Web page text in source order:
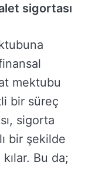
sigortası
mektubu
bir süreç
sigorta
bir şekilde
Bu da;